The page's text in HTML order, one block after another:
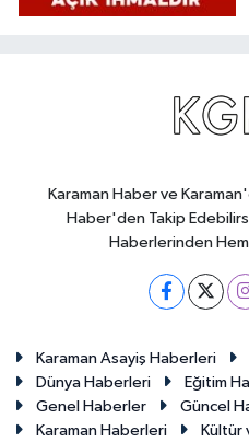
Karaman Haber ve
Haber'den Takip
Haberlerinden
Karaman Asayiş Haberleri
Dünya Haberleri
Eğitim
Genel Haberler
Güncel
Karaman Haberleri
Kültür